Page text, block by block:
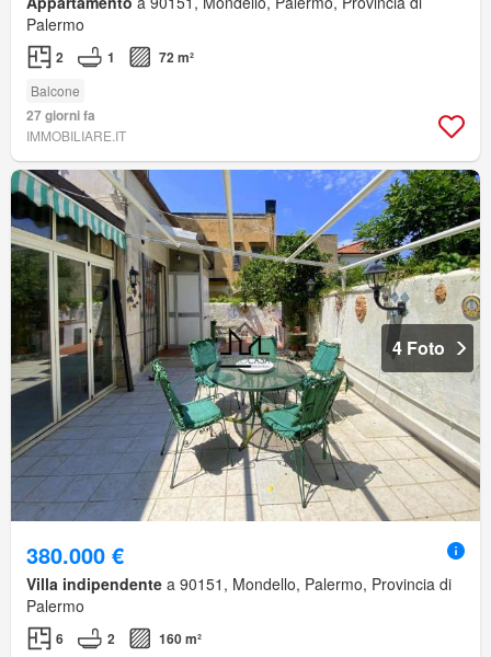
Palermo
2 1 72 m²
Balcone
27 giorni fa
IMMOBILIARE.IT
4 Foto
380.000 €
Villa indipendente a 90151, Mondello, Palermo, Provincia di
Palermo
6 2
160 m²